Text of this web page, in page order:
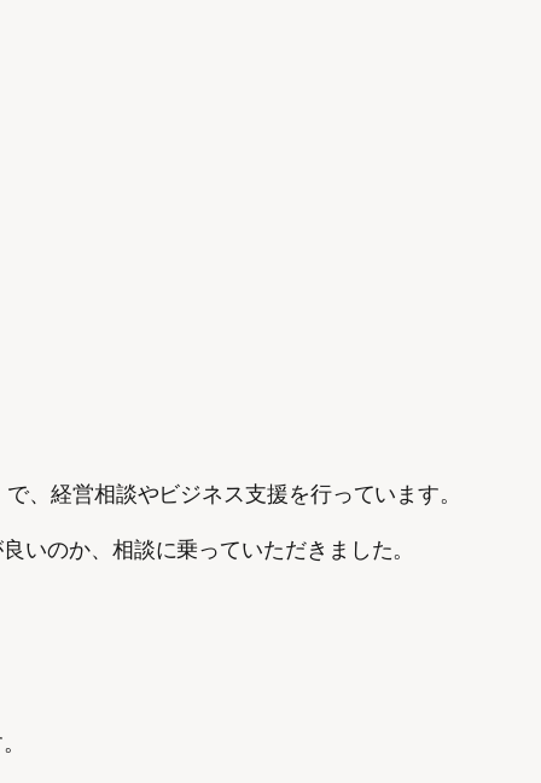
、経営相談やビジネス支援を行っています。
いのか、相談に乗っていただきました。